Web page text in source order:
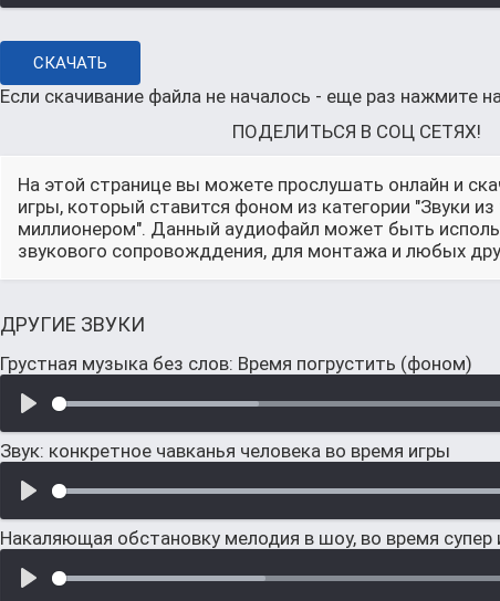
СКАЧАТЬ
Если скачивание файла не началось - еще раз нажмите
ПОДЕЛИТЬСЯ В СОЦ СЕТЯХ!
На этой странице вы можете прослушать онлайн и
игры, который ставится фоном из категории "Звуки
миллионером". Данный аудиофайл может быть
звукового сопровожддения, для монтажа и любых
ДРУГИЕ ЗВУКИ
Грустная музыка без слов: Время погрустить (фоном)
Звук: конкретное чавканья человека во время игры
Накаляющая обстановку мелодия в шоу, во время супер